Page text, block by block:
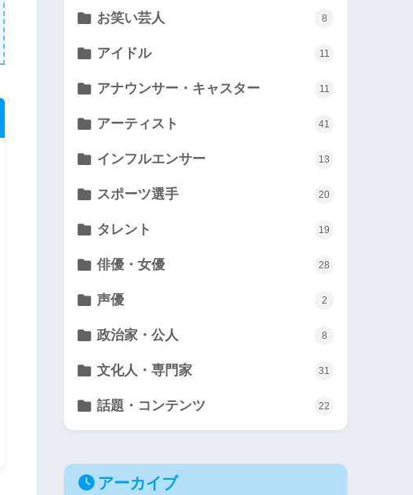
お笑い芸人 8
アイドル 11
アナウンサー・キャスター 11
アーティスト 41
インフルエンサー 13
スポーツ選手 20
タレント 19
俳優・女優 28
声優 2
政治家・公人 8
文化人・専門家 31
話題・コンテンツ 22
アーカイブ